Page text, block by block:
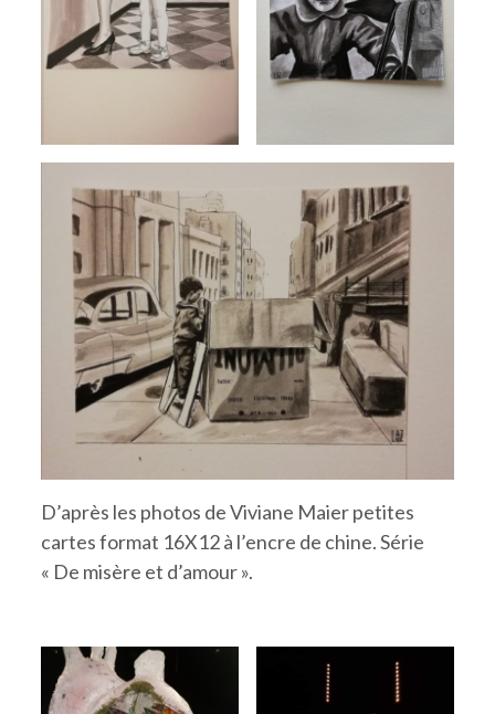
D’après les photos de Viviane Maier petites
cartes format 16X12 à l’encre de chine. Série
« De misère et d’amour ».